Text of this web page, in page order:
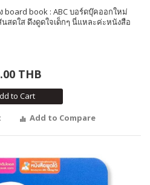
board book : ABC บอร์ดบุ๊คออกใหม่
สดใส ดึงดูดใจเด็กๆ นี่แหละค่ะหนังสือ
THB
to Cart
Add to Compare